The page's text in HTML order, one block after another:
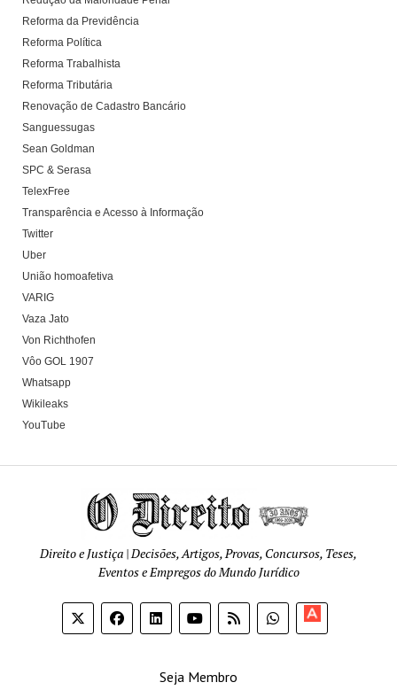
Reforma da Previdência
Reforma Política
Reforma Trabalhista
Reforma Tributária
Renovação de Cadastro Bancário
Sanguessugas
Sean Goldman
SPC & Serasa
TelexFree
Transparência e Acesso à Informação
Twitter
Uber
União homoafetiva
VARIG
Vaza Jato
Von Richthofen
Vôo GOL 1907
Whatsapp
Wikileaks
YouTube
Direito e Justiça | Decisões, Artigos, Provas, Concursos, Teses,
Eventos e Empregos do Mundo Jurídico
Seja Membro